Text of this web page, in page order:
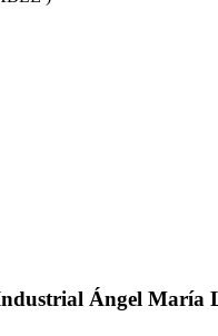
Ángel María